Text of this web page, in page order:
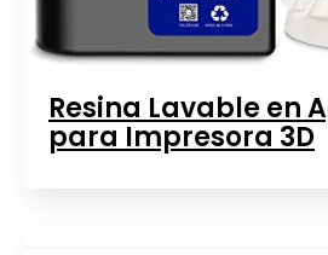
Resina Lavable en
para Impresora 3D